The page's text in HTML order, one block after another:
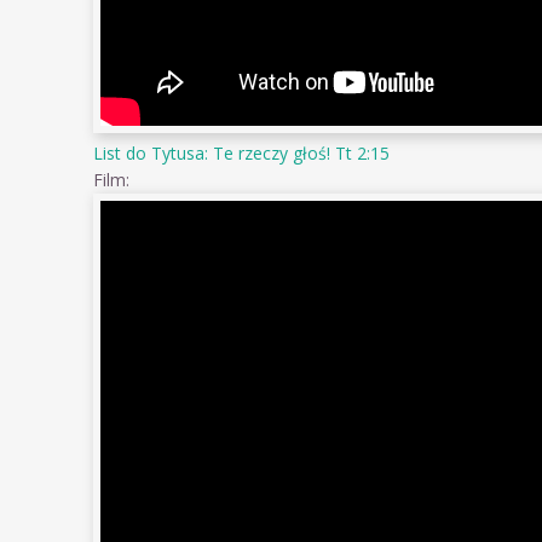
List do Tytusa: Te rzeczy głoś! Tt 2:15
Film: